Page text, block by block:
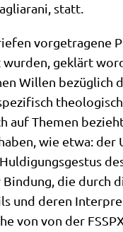
statt.
vor­ge­tra­ge­ne
geklärt
Wil­len bezüg­lich
auf The­men
wie etwa:
Bin­dung, die durch
und deren
von von der